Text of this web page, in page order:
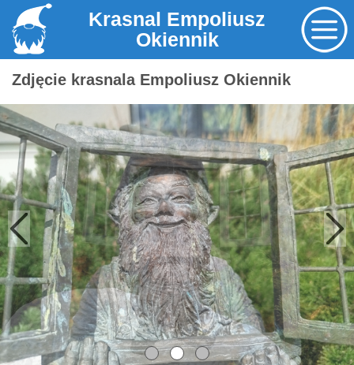
Krasnal Empoliusz
Okiennik
Zdjęcie krasnala Empoliusz Okiennik